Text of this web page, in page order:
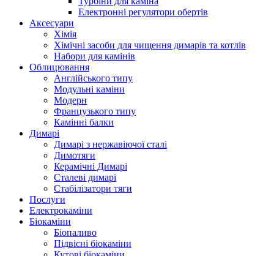
Електронні регулятори обертів
Аксесуари
Хімія
Хімічні засоби для чищення димарів та котлів
Набори для камінів
Облицювання
Англійського типу
Модульні каміни
Модерн
Французького типу
Камінні балки
Димарі
Димарі з нержавіючої сталі
Димотяги
Керамічні Димарі
Сталеві димарі
Стабілізатори тяги
Послуги
Електрокаміни
Біокаміни
Біопаливо
Підвісні біокаміни